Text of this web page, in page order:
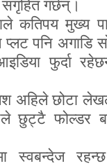
गर्छन्।
कतिपय मुख्य
पनि अगाडि
फुर्दा
छोटा लेखलाई
छुट्टै फोल्डर
स्वबन्देज